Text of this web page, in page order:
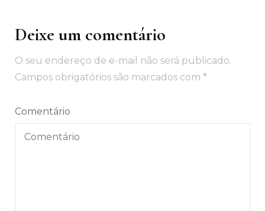
Deixe um comentário
O seu endereço de e-mail não será publicado.
Campos obrigatórios são marcados com *
Comentário